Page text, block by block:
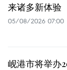
来诸多新体验
05/08/2026 07:00
岘港市将举办